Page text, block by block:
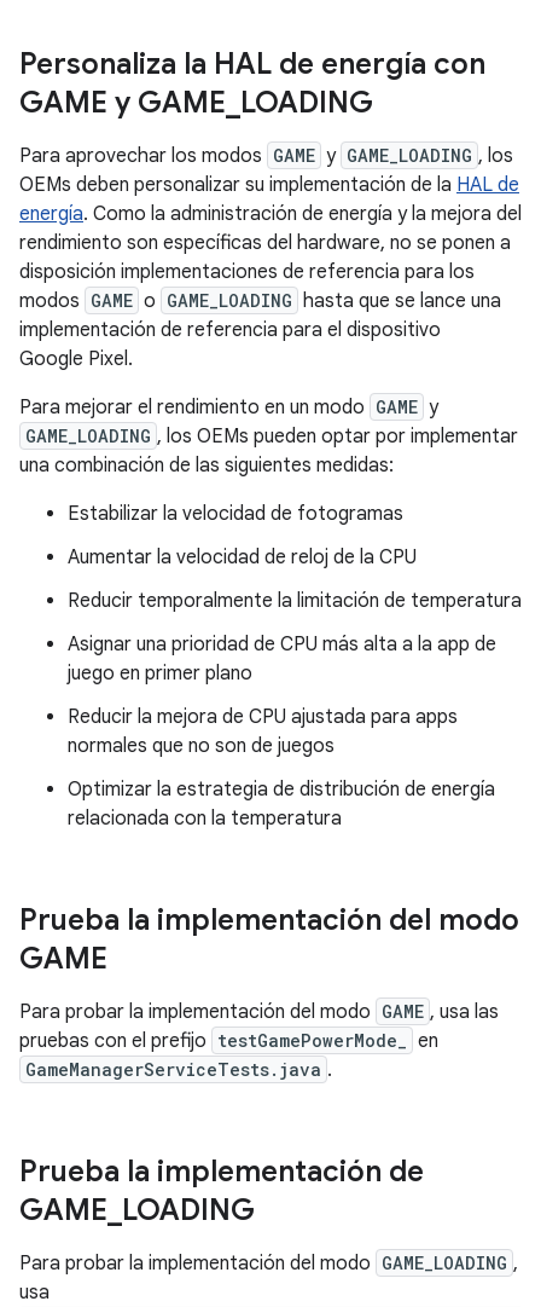
Personaliza la HAL de energía con
GAME y GAME LOADING
Para aprovechar los modos GAME y GAME_LOADING , los
OEMs deben personalizar su implementación de la HAL de
energía. Como la administración de energía y la mejora del
rendimiento son específicas del hardware, no se ponen a
disposición implementaciones de referencia para los
modos GAME o GAME_LOADING hasta que se lance una
implementación de referencia para el dispositivo
Google Pixel.
Para mejorar el rendimiento en un modo GAME y
GAME_LOADING , los OEMs pueden optar por implementar
una combinación de las siguientes medidas:
Estabilizar la velocidad de fotogramas
Aumentar la velocidad de reloj de la CPU
Reducir temporalmente la limitación de temperatura
Asignar una prioridad de CPU más alta a la app de
juego en primer plano
Reducir la mejora de CPU ajustada para apps
normales que no son de juegos
Optimizar la estrategia de distribución de energía
relacionada con la temperatura
Prueba la implementación del modo
GAME
Para probar la implementación del modo GAME , usa las
pruebas con el prefijo testGamePowerMode_ en
GameManagerServiceTests.java .
Prueba la implementación de
GAME LOADING
Para probar la implementación del modo GAME_LOADING ,
usa